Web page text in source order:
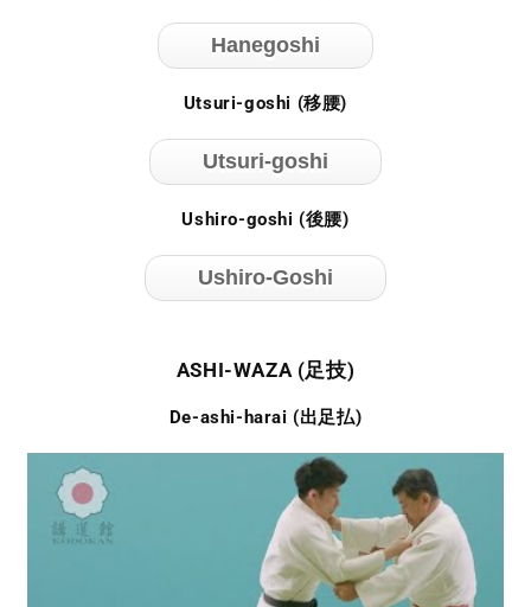
Hanegoshi
Utsuri-goshi (移腰)
Utsuri-goshi
Ushiro-goshi (後腰)
Ushiro-Goshi
ASHI-WAZA (足技)
De-ashi-harai (出足払)